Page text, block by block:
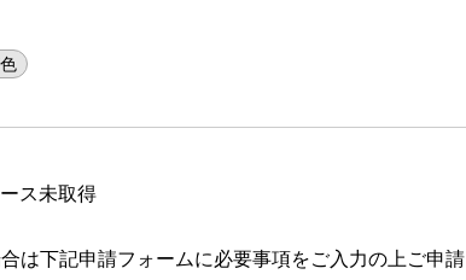
ス未取得
は下記申請フォームに必要事項をご入力の上ご申請